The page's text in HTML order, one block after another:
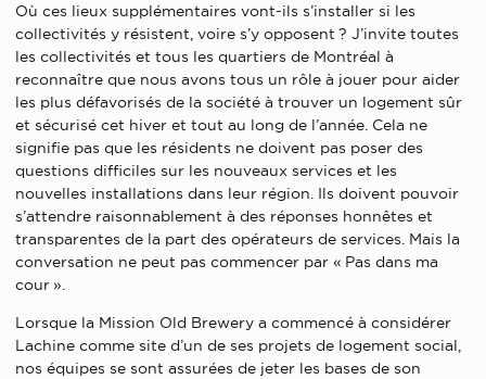
Où ces lieux supplémentaires vont-ils s’installer si les
collectivités y résistent, voire s’y opposent ? J’invite toutes
les collectivités et tous les quartiers de Montréal à
reconnaître que nous avons tous un rôle à jouer pour aider
les plus défavorisés de la société à trouver un logement sûr
et sécurisé cet hiver et tout au long de l’année. Cela ne
signifie pas que les résidents ne doivent pas poser des
questions difficiles sur les nouveaux services et les
nouvelles installations dans leur région. Ils doivent pouvoir
s’attendre raisonnablement à des réponses honnêtes et
transparentes de la part des opérateurs de services. Mais la
conversation ne peut pas commencer par « Pas dans ma
cour ».
Lorsque la Mission Old Brewery a commencé à considérer
Lachine comme site d’un de ses projets de logement social,
nos équipes se sont assurées de jeter les bases de son